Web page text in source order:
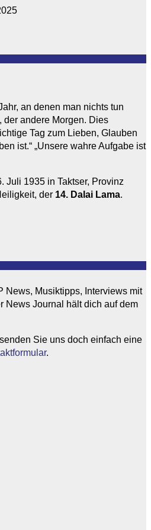
an denen man nichts tun
der andere Morgen. Dies
Tag zum Lieben, Glauben
ist.“ „Unsere wahre Aufgabe ist
Juli 1935 in Taktser, Provinz
der 14. Dalai Lama.
News, Musiktipps, Interviews mit
News Journal hält dich auf dem
Sie uns doch einfach eine
.